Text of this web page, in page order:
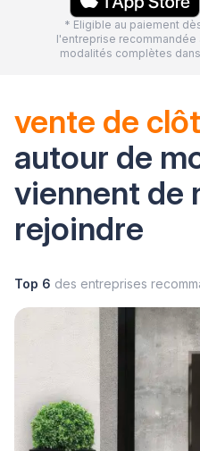
* Eligible au paiement
l'entreprise recommandée
modalités complètes
vente de
autour de
viennent de
rejoindre
Top 6 des entreprises